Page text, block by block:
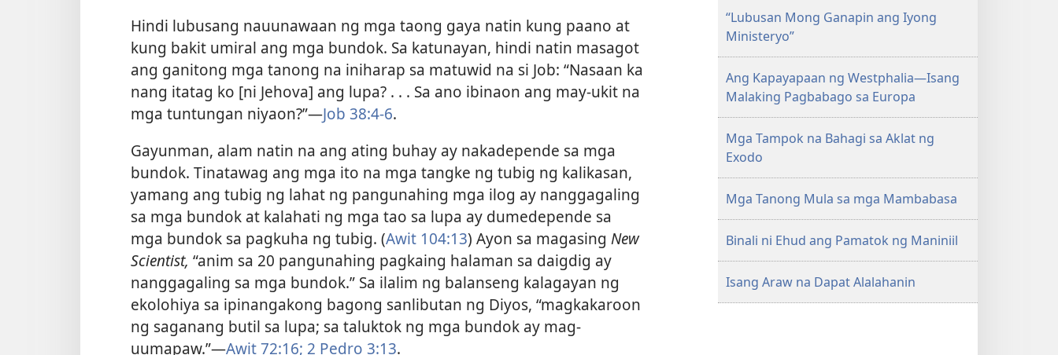
Hindi lubusang nauunawaan ng mga taong gaya natin kung paano at
kung bakit umiral ang mga bundok. Sa katunayan, hindi natin masagot
ang ganitong mga tanong na iniharap sa matuwid na si Job: “Nasaan ka
nang itatag ko [ni Jehova] ang lupa? . . . Sa ano ibinaon ang may-ukit na
mga tuntungan niyaon?”​—Job 38:4-6.
Gayunman, alam natin na ang ating buhay ay nakadepende sa mga
bundok. Tinatawag ang mga ito na mga tangke ng tubig ng kalikasan,
yamang ang tubig ng lahat ng pangunahing mga ilog ay nanggagaling
sa mga bundok at kalahati ng mga tao sa lupa ay dumedepende sa
mga bundok sa pagkuha ng tubig. (Awit 104:13) Ayon sa magasing New
Scientist, “anim sa 20 pangunahing pagkaing halaman sa daigdig ay
nanggagaling sa mga bundok.” Sa ilalim ng balanseng kalagayan ng
ekolohiya sa ipinangakong bagong sanlibutan ng Diyos, “magkakaroon
ng saganang butil sa lupa; sa taluktok ng mga bundok ay mag-
uumapaw.”​—Awit 72:16; 2 Pedro 3:13.
“Lubusan Mong Ganapin ang Iyong
Ministeryo”
Ang Kapayapaan ng Westphalia—Isang
Malaking Pagbabago sa Europa
Mga Tampok na Bahagi sa Aklat ng
Exodo
Mga Tanong Mula sa mga Mambabasa
Binali ni Ehud ang Pamatok ng Maniniil
Isang Araw na Dapat Alalahanin